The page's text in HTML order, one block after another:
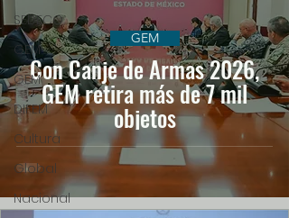
SEDECO
GEM
GEM
DIFEM
Cultura
Global
Nacional
Con Canje de Armas 2026,
GEM retira más de 7 mil
objetos
GEM